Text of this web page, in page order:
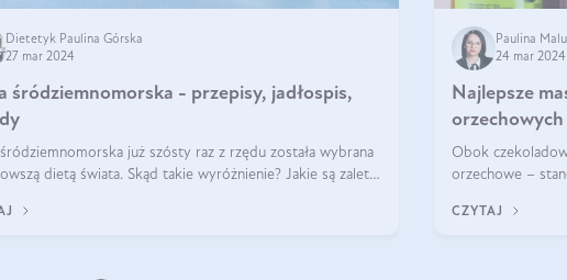
Dietetyk Paulina Górska
27 mar 2024
śródziemnomorska - przepisy, jadłospis,
już szósty raz z rzędu została wybrana
dietą świata. Skąd takie wyróżnienie? Jakie są zalety
z
Paulina
24 mar 2024
Najlepsze
orzechowych
Obok
orzechowe –
naturalne to
CZYTAJ